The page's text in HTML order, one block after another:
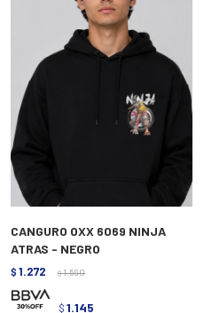
CANGURO OXX 6069 NINJA
ATRAS - NEGRO
$ 1.272 $ 1.590
$ 1.145